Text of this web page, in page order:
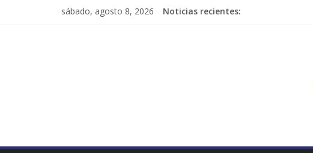
sábado, agosto 8, 2026 Noticias recientes: